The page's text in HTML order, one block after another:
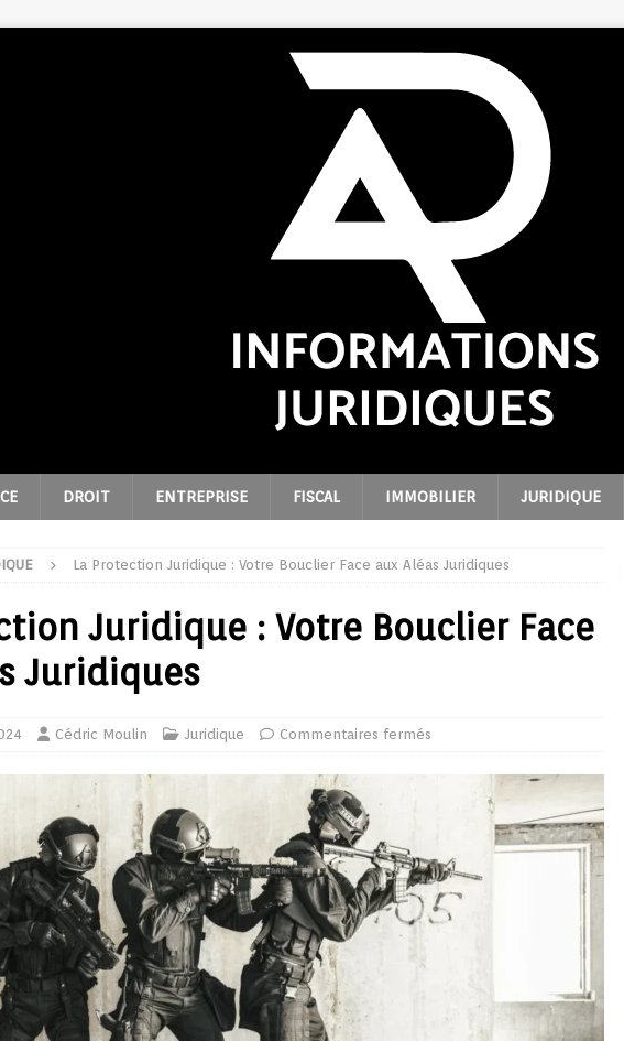
DROIT ENTREPRISE FISCAL IMMOBILIER JURIDIQUE
La Protection Juridique : Votre Bouclier Face aux Aléas Juridiques
Juridique : Votre Bouclier Face
Juridiques
Cédric Moulin Juridique Commentaires fermés